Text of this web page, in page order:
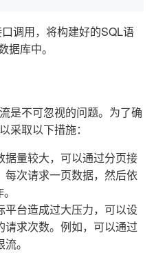
调用，将构建好的SQL语
据库中。
是不可忽视的问题。为了确
采取以下措施：
据量较大，可以通过分页接
每次请求一页数据，然后依
平台造成过大压力，可以设
求次数。例如，可以通过
。